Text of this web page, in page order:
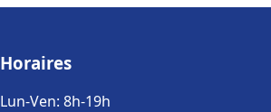
Horaires
Lun-Ven: 8h-19h